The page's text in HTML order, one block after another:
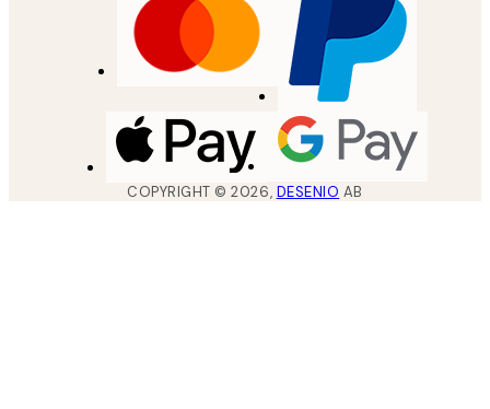
COPYRIGHT ©2026, DESENIO AB